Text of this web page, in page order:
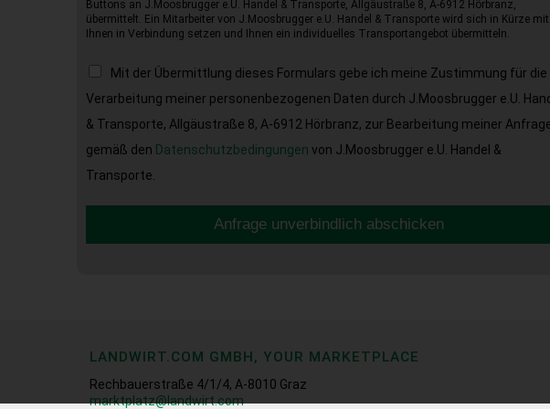
Buttons an J.Moosbrugger e.U. Handel & Transporte, Allgäustraße 8, A-6912 Hörbranz,
übermittelt. Ein Mitarbeiter von J.Moosbrugger e.U. Handel & Transporte wird sich in Kürze mit
Ihnen in Verbindung setzen und Ihnen ein individuelles Transportangebot übermitteln.
Mit der Übermittlung dieses Formulars gebe ich meine Zustimmung für die
Verarbeitung meiner personenbezogenen Daten durch J.Moosbrugger e.U.
& Transporte, Allgäustraße 8, A-6912 Hörbranz, zur Bearbeitung meiner
gemäß den Datenschutzbedingungen von J.Moosbrugger e.U. Handel &
Transporte.
Anfrage unverbindlich abschicken
LANDWIRT.COM GMBH, YOUR MARKETPLACE
Rechbauerstraße 4/1/4, A-8010 Graz
marktplatz@landwirt.com